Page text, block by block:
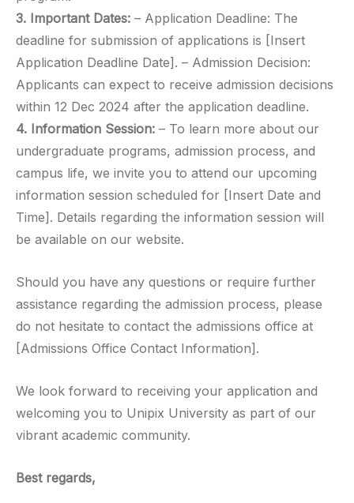
3. Important Dates: – Application Deadline: The
deadline for submission of applications is [Insert
Application Deadline Date]. – Admission Decision:
Applicants can expect to receive admission decisions
within 12 Dec 2024 after the application deadline.
4. Information Session: – To learn more about our
undergraduate programs, admission process, and
campus life, we invite you to attend our upcoming
information session scheduled for [Insert Date and
Time]. Details regarding the information session will
be available on our website.
Should you have any questions or require further
assistance regarding the admission process, please
do not hesitate to contact the admissions office at
[Admissions Office Contact Information].
We look forward to receiving your application and
welcoming you to Unipix University as part of our
vibrant academic community.
Best regards,